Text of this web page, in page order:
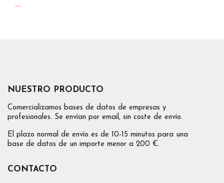
...
NUESTRO PRODUCTO
Comercializamos bases de datos de empresas y
profesionales. Se envían por email, sin coste de envío.
El plazo normal de envío es de 10-15 minutos para una
base de datos de un importe menor a 200 €.
CONTACTO